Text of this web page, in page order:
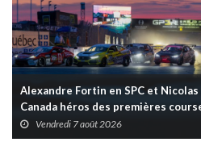
Alexandre Fortin en SPC et
Canada héros des premières
Vendredi 7 août 2026